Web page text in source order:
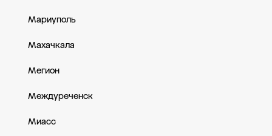
Мариуполь
Махачкала
Мегион
Междуреченск
Миасс